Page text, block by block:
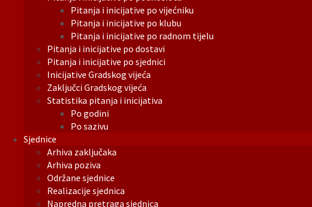
Pitanja i inicijative po vijećniku
Pitanja i inicijative po klubu
Pitanja i inicijative po radnom tijelu
Pitanja i inicijative po dostavi
Pitanja i inicijative po sjednici
Inicijative Gradskog vijeća
Zaključci Gradskog vijeća
Statistika pitanja i inicijativa
Po godini
Po sazivu
Sjednice
Arhiva zaključaka
Arhiva poziva
Održane sjednice
Realizacije sjednica
Napredna pretraga sjednica